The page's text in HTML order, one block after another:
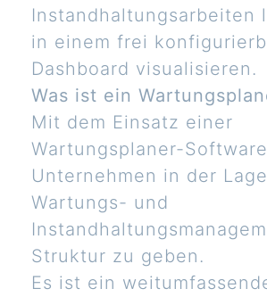
Instandhaltungsarbeiten
in einem frei
Dashboard visualisieren.
Was ist ein
Mit dem Einsatz einer
Wartungsplaner-
Unternehmen in der
Wartungs- und
Struktur zu geben.
Es ist ein